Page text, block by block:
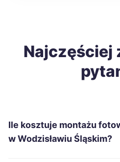
Zawiercie TWÓJ REGION
Kutno
Najczęściej
Ile kosztuje montażu
w Wodzisławiu Śląskim?